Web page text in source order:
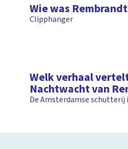
Wie was
Clipphanger
Welk verhaal
Nachtwacht van
De Amsterdamse schutterij